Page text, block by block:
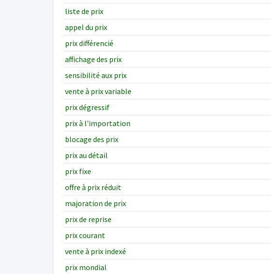
liste de prix
appel du prix
prix différencié
affichage des prix
sensibilité aux prix
vente à prix variable
prix dégressif
prix à l'importation
blocage des prix
prix au détail
prix fixe
offre à prix réduit
majoration de prix
prix de reprise
prix courant
vente à prix indexé
prix mondial